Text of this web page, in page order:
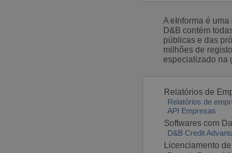
A eInforma é
D&B contém
públicas e das
milhões de
especializado na
Relatórios de
Relatórios de
API Empresas
Softwares com
D&B Credit
Licenciamento